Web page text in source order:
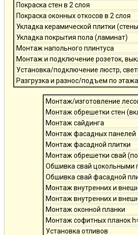
Покраска стен в 2 слоя
Покраска оконных откосов в 2 слоя
Укладка керамической плитки
Укладка покрытия пола (ламинат)
Монтаж напольного плинтуса
Монтаж и подключение розеток,
Установка/подключение люстр,
Разгрузка и разнос/подъем по
Монтаж/изготовление
Монтаж обрешетки стен
Монтаж сайдинга
Монтаж фасадных панелей
Монтаж фасадной плитки
Монтаж обрешетки свай
Обшивка свай цокольными
Обшивка свай фасадной
Монтаж внутренних и
Монтаж внутренних и
Монтаж оконной планки
Монтаж софитных планок
Установка отливов